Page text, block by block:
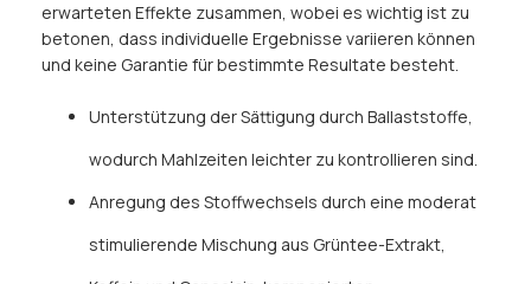
erwarteten Effekte zusammen, wobei es wichtig ist zu
betonen, dass individuelle Ergebnisse variieren können
und keine Garantie für bestimmte Resultate besteht.
Unterstützung der Sättigung durch Ballaststoffe,
wodurch Mahlzeiten leichter zu kontrollieren sind.
Anregung des Stoffwechsels durch eine moderat
stimulierende Mischung aus Grüntee-Extrakt,